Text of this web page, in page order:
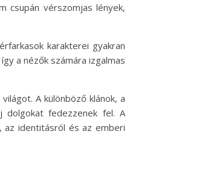
csupán vérszomjas lények,
karakterei gyakran
a nézők számára izgalmas
A különböző klánok, a
dolgokat fedezzenek fel. A
az identitásról és az emberi